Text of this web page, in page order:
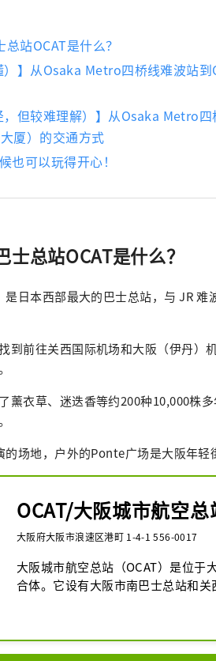
站OCAT是什么？
）】从Osaka Metro四桥线难波站
，但较难理解）】从Osaka Metro
厦）的交通方式
也可以玩得开心！
总站OCAT是什么？
是日本西部最大的巴士总站，与 JR
到前往关西国际机场和大阪（伊丹）
薰衣草、迷迭香等约200种10,000株
场地，户外的Ponte广场是大阪年轻
OCAT/大阪城市航空总
大阪府大阪市浪速区港町 1-4-1 556-0017
大阪城市航空总站（OCAT）是位于
合体。它设有大阪市南巴士总站和
交流的场所。